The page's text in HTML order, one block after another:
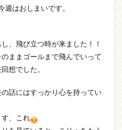
週はおしまいです。
、飛び立つ時が来ました！！
ままゴールまで飛んでいって
想でした。
話にはすっかり心を持ってい
、これ